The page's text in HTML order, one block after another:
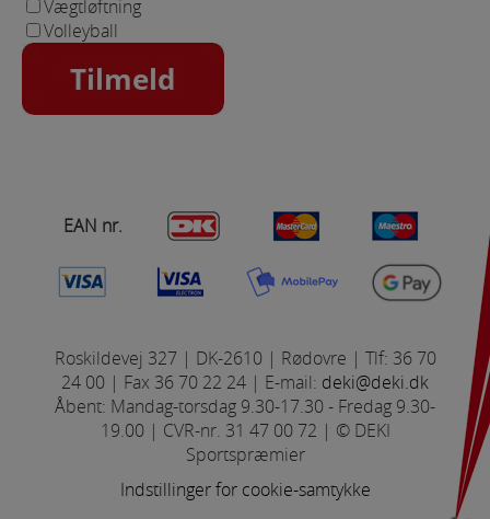
Vægtløftning
Volleyball
EAN nr.
Roskildevej 327 | DK-2610 | Rødovre | Tlf: 36 70
24 00 | Fax 36 70 22 24 | E-mail: deki@deki.dk
Åbent: Mandag-torsdag 9.30-17.30 - Fredag 9.30-
19.00 | CVR-nr. 31 47 00 72 | © DEKI
Sportspræmier
Indstillinger for cookie-samtykke
hjemmeside. Fx ved at indsamle besøgsstatistik
om antal besøg og hvordan hjemmesiden bruges.
personrettede annoncer, når denne færdes på